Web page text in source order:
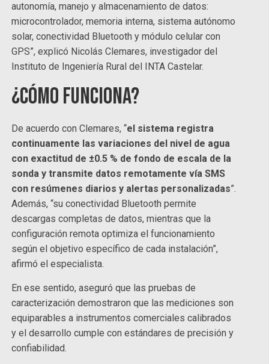
autonomía, manejo y almacenamiento de datos:
microcontrolador, memoria interna, sistema autónomo
solar, conectividad Bluetooth y módulo celular con
GPS”, explicó Nicolás Clemares, investigador del
Instituto de Ingeniería Rural del INTA Castelar.
¿Cómo funciona?
De acuerdo con Clemares, “el sistema registra
continuamente las variaciones del nivel de agua
con exactitud de ±0.5 % de fondo de escala de la
sonda y transmite datos remotamente vía SMS
con resúmenes diarios y alertas personalizadas”.
Además, “su conectividad Bluetooth permite
descargas completas de datos, mientras que la
configuración remota optimiza el funcionamiento
según el objetivo específico de cada instalación”,
afirmó el especialista.
En ese sentido, aseguró que las pruebas de
caracterización demostraron que las mediciones son
equiparables a instrumentos comerciales calibrados
y el desarrollo cumple con estándares de precisión y
confiabilidad.